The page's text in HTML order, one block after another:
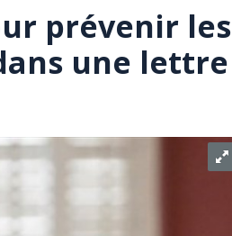
prévenir les
une lettre